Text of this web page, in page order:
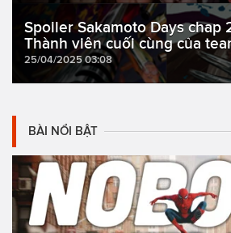
Spoiler Sakamoto Days chap
Thành viên cuối cùng của
25/04/2025 03:08
BÀI NỔI BẬT